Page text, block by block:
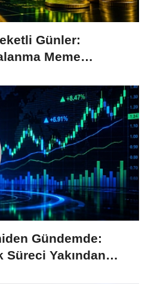
Günler:
Meme
Gündemde:
Süreci Yakından